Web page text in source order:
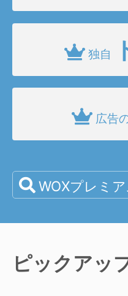
独自
広告
WOXプレミ
ピックアッ